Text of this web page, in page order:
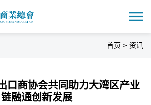
首页 > 资讯
口商协会共同助力大湾区产业
链融通创新发展